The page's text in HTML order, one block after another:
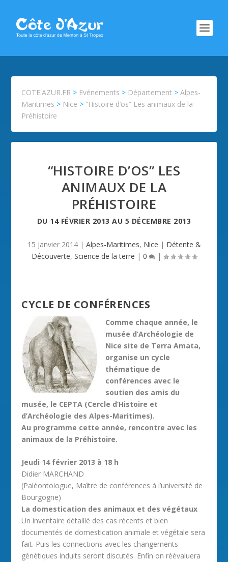
COTE.AZUR.FR > Evénements > Département >Alpes-
Maritimes > Nice >“Histoire d’os” Les animaux de la
Préhistoire
“HISTOIRE D’OS” LES
ANIMAUX DE LA
PRÉHISTOIRE
DU 14 FÉVRIER 2013 AU 5 DÉCEMBRE 2013
15 janvier 2014| Alpes-Maritimes, Nice | Détente &
Découverte, Science de la terre | 0 |
CYCLE DE CONFÉRENCES
Comme chaque année, le
musée d’Archéologie de
Nice site de Terra Amata,
organise un cycle
thématique de
conférences avec le
soutien des amis du
musée, le CEPTA (Cercle d’Histoire et
d’Archéologie des Alpes-Maritimes).
Au programme cette année, rencontre avec les
animaux de la Préhistoire.
Jeudi 14 février 2013 à 18 h
Didier MARCHAND
(Paléontologue, Maître de conférences à l’université de
Bourgogne)
La domestication des animaux et des végétaux
Un inventaire détaillé des cas récents et bien
documentés de domestication animale et végétale sera
fait. Puis les connections avec les changements
génétiques induits seront discutés. Enfin on réévaluera